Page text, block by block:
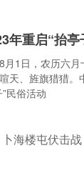
年重启“抬
1日，农历六月
天、旌旗猎猎。
民俗活动